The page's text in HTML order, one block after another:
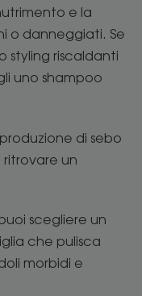
e la
o danneggiati. Se
styling riscaldanti
uno shampoo
di sebo
un
scegliere un
che pulisca
morbidi e